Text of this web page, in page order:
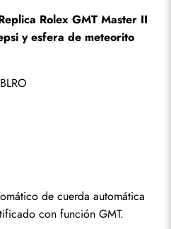
Rolex GMT Master II
y esfera de meteorito
de cuerda automática
con función GMT.